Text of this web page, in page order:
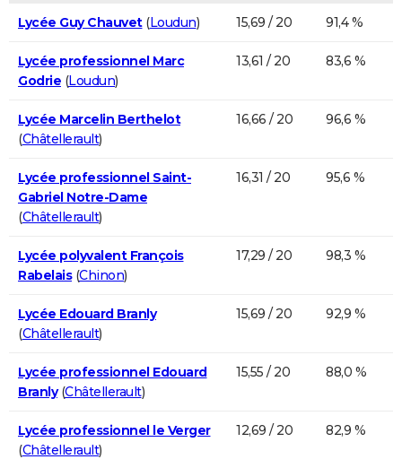
Lycée Guy Chauvet(Loudun) 15,69 / 20 91,4 %
Lycée professionnel Marc
Godrie (Loudun)
13,61 / 20 83,6 %
Lycée Marcelin Berthelot
(Châtellerault)
16,66 / 20 96,6 %
Lycée professionnel Saint-
Gabriel Notre-Dame
(Châtellerault)
16,31 / 20 95,6 %
Lycée polyvalent François
Rabelais(Chinon)
17,29 / 20 98,3 %
Lycée Edouard Branly
(Châtellerault)
15,69 / 20 92,9 %
Lycée professionnel Edouard
Branly(Châtellerault)
15,55 / 20 88,0 %
Lycée professionnel le Verger
(Châtellerault)
12,69 / 20 82,9 %